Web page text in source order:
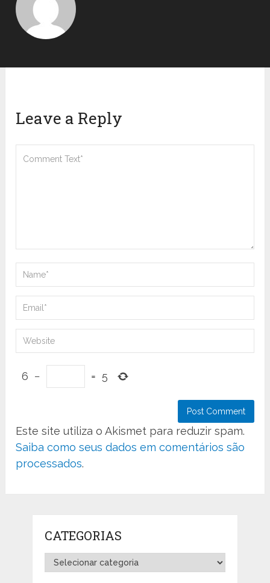
Leave a Reply
6 − = 5
Este site utiliza o Akismet para reduzir spam.
Saiba como seus dados em comentários são
processados.
CATEGORIAS
Categorias